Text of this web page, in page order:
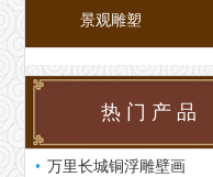
景观雕塑
热门产品
万里长城铜浮雕壁画